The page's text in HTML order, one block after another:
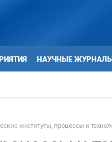
НАУЧНЫЕ
институты, процессы и